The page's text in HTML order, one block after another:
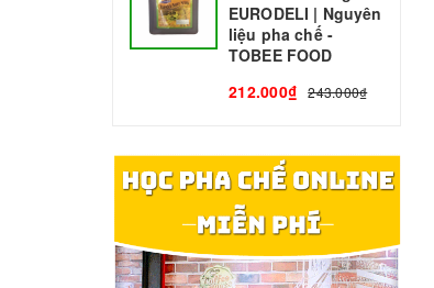
EURODELI | Nguyên
liệu pha chế -
TOBEE FOOD
212.000₫
243.000₫